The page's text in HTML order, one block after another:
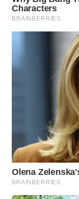
WAHANA
SELEB
WAHANA
DESA
WISATA
LAPAK